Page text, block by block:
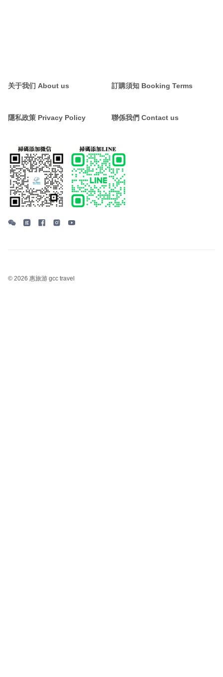
关于我们 About us 訂購須知 Booking Terms
隱私政策 Privacy Policy 聯係我們 Contact us
© 2026 惠旅游 gcc travel